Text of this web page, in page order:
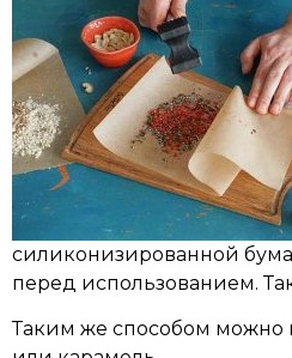
силиконизированной
перед использованием.
Таким же способом можно